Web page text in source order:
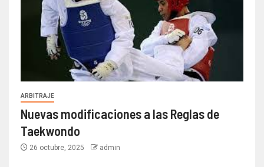
ARBITRAJE
Nuevas modificaciones a las Reglas de
Taekwondo
26 octubre, 2025 admin